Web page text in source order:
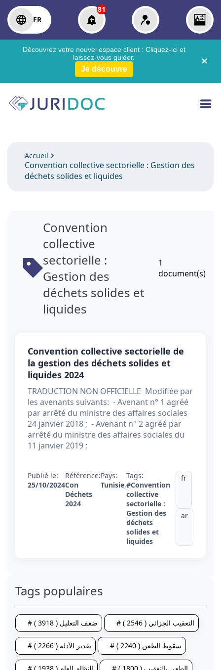
FR
81
Découvrez votre nouvel espace client : Cliquez-ici et
laissez-vous guider.
Je découvre
✕
Accueil
Convention collective sectorielle : Gestion des
déchets solides et liquides
Convention
collective
sectorielle :
Gestion des
déchets solides et
liquides
1
document(s)
Convention collective sectorielle de
la gestion des déchets solides et
liquides 2024
TRADUCTION NON OFFICIELLE Modifiée par
les avenants suivants: - Avenant n° 1 agréé
par arrêté du ministre des affaires sociales
24 janvier 2018 ; - Avenant n° 2 agréé par
arrêté du ministre des affaires sociales du
11 janvier 2019 ;
Publié le:
25/10/2024
Référence:
Con
Déchets
2024
Pays:
Tunisie,
Tags:
#Convention
collective
sectorielle :
Gestion des
déchets
solides et
liquides
fr
ar
Tags populaires
# ضعف التعليل ( 3918 ) # التعقيب الجزائي ( 2546 )
# تقدير الأدلة ( 2266 ) # سقوط الطعن ( 2240 )